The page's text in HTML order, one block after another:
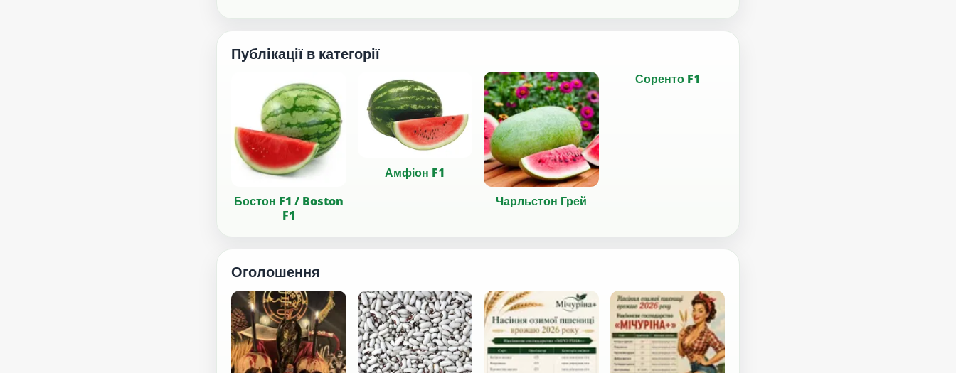
Публікації в категорії
Бостон F1 / Boston
F1
Амфіон F1
Чарльстон Грей
Соренто F1
Оголошення